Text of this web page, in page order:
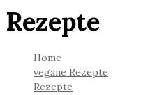
Rezepte
Home
vegane Rezepte
Rezepte